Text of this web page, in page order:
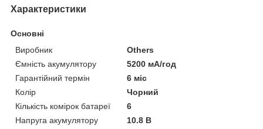
Характеристики
Основні
Виробник
Others
Ємність акумулятору
5200 мА/год
Гарантійний термін
6 міс
Колір
Чорний
Кількість комірок батареї
6
Напруга акумулятору
10.8 В